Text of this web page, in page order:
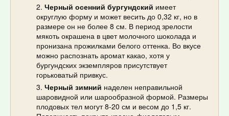
Черный осенний бургундский имеет
округлую форму и может весить до 0,32 кг, но в
размере он не более 8 см. В период зрелости
мякоть окрашена в цвет молочного шоколада и
пронизана прожилками белого оттенка. Во вкусе
можно распознать аромат какао, хотя у
бургундских экземпляров присутствует
горьковатый привкус.
Черный зимний наделен неправильной
шаровидной или шарообразной формой. Размеры
плодовых тел могут 8-20 см и весом до 1,5 кг.